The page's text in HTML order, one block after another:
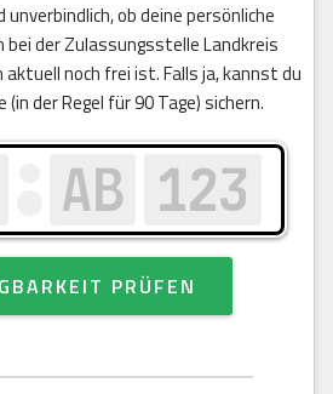
ob deine persönliche
der Zulassungsstelle Landkreis
noch frei ist. Falls ja, kannst du
der Regel für 90 Tage) sichern.
PRÜFEN